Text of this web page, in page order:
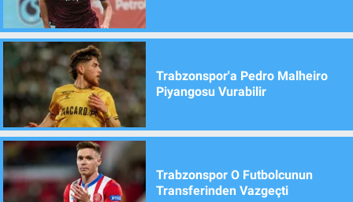
Trabzonspor'a Pedro Malheiro
Piyangosu Vurabilir
Trabzonspor O Futbolcunun
Transferinden Vazgeçti